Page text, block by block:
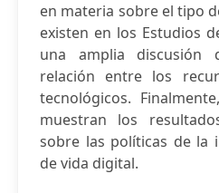
en materia sobre el tipo
existen en los Estudios
una amplia discusión
relación entre los
tecnológicos.
muestran los
sobre las políticas de la
de vida digital.